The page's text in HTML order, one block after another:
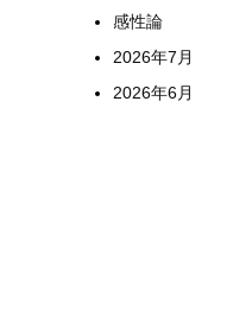
感性論
2026年7月
2026年6月